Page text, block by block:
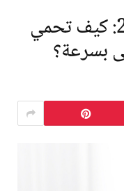
الإنفلونزا الموسمية 2025: كيف تحمي
بسرعة؟